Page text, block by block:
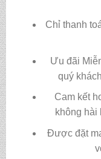
Chỉ thanh
Ưu đãi
quý
Cam kết
không hài
Được đặt